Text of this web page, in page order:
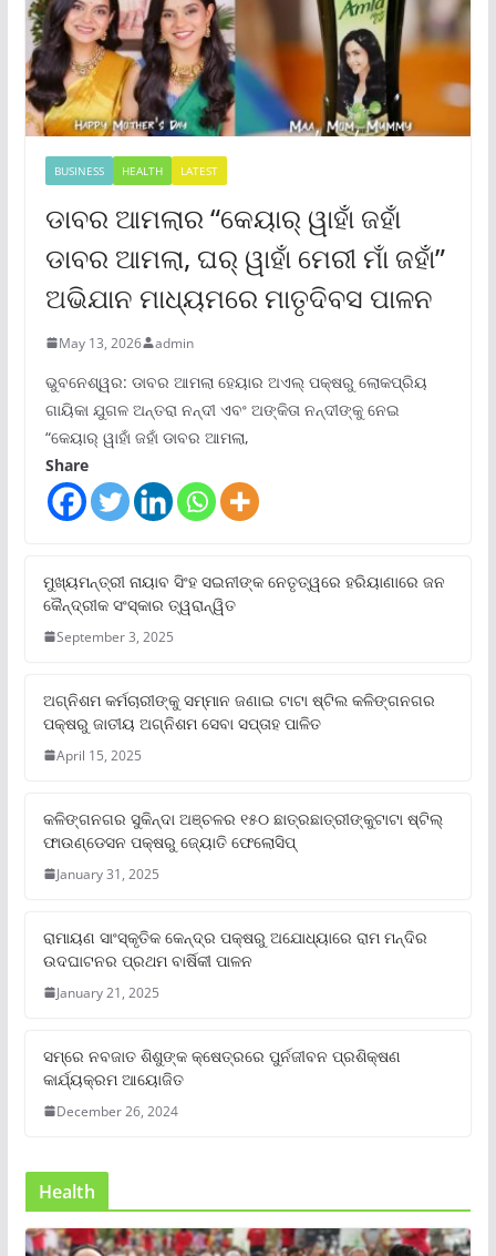
BUSINESS HEALTH LATEST
ଡାବର ଆମଲାର “କେୟାର୍ ୱାହାଁ ଜହାଁ
ଡାବର ଆମଲା, ଘର୍ ୱାହାଁ ମେରୀ ମାଁ ଜହାଁ”
ଅଭିଯାନ ମାଧ୍ୟମରେ ମାତୃଦିବସ ପାଳନ
May 13, 2026 admin
ଭୁବନେଶ୍ୱର: ଡାବର ଆମଲା ହେୟାର ଅଏଲ୍ ପକ୍ଷରୁ ଲୋକପ୍ରିୟ
ଗାୟିକା ଯୁଗଳ ଅନ୍ତରା ନନ୍ଦୀ ଏବଂ ଅଙ୍କିତା ନନ୍ଦୀଙ୍କୁ ନେଇ
“କେୟାର୍ ୱାହାଁ ଜହାଁ ଡାବର ଆମଲା,
Share
ମୁଖ୍ୟମନ୍ତ୍ରୀ ନାୟାବ ସିଂହ ସଇନୀଙ୍କ ନେତୃତ୍ୱରେ ହରିୟାଣାରେ ଜନ
କୈନ୍ଦ୍ରୀକ ସଂସ୍କାର ତ୍ୱରାନ୍ୱିତ
September 3, 2025
ଅଗ୍ନିଶମ କର୍ମଚାରୀଙ୍କୁ ସମ୍ମାନ ଜଣାଇ ଟାଟା ଷ୍ଟିଲ କଳିଙ୍ଗନଗର
ପକ୍ଷରୁ ଜାତୀୟ ଅଗ୍ନିଶମ ସେବା ସପ୍ତାହ ପାଳିତ
April 15, 2025
କଳିଙ୍ଗନଗର ସୁକିନ୍ଦା ଅଞ୍ଚଳର ୧୫୦ ଛାତ୍ରଛାତ୍ରୀଙ୍କୁଟାଟା ଷ୍ଟିଲ୍
ଫାଉଣ୍ଡେସନ ପକ୍ଷରୁ ଜ୍ୟୋତି ଫେଲୋସିପ୍‌
January 31, 2025
ରାମାୟଣ ସାଂସ୍କୃତିକ କେନ୍ଦ୍ର ପକ୍ଷରୁ ଅଯୋଧ୍ୟାରେ ରାମ ମନ୍ଦିର
ଉଦଘାଟନର ପ୍ରଥମ ବାର୍ଷିକୀ ପାଳନ
January 21, 2025
ସମ୍‌ରେ ନବଜାତ ଶିଶୁଙ୍କ କ୍ଷେତ୍ରରେ ପୁର୍ନଜୀବନ ପ୍ରଶିକ୍ଷଣ
କାର୍ଯ୍ୟକ୍ରମ ଆୟୋଜିତ
December 26, 2024
Health